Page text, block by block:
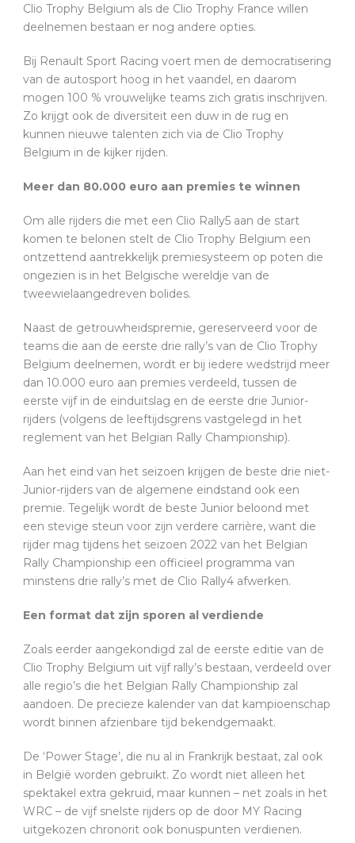
Clio Trophy Belgium als de Clio Trophy France willen
deelnemen bestaan er nog andere opties.
Bij Renault Sport Racing voert men de democratisering
van de autosport hoog in het vaandel, en daarom
mogen 100 % vrouwelijke teams zich gratis inschrijven.
Zo krijgt ook de diversiteit een duw in de rug en
kunnen nieuwe talenten zich via de Clio Trophy
Belgium in de kijker rijden.
Meer dan 80.000 euro aan premies te winnen
Om alle rijders die met een Clio Rally5 aan de start
komen te belonen stelt de Clio Trophy Belgium een
ontzettend aantrekkelijk premiesysteem op poten die
ongezien is in het Belgische wereldje van de
tweewielaangedreven bolides.
Naast de getrouwheidspremie, gereserveerd voor de
teams die aan de eerste drie rally’s van de Clio Trophy
Belgium deelnemen, wordt er bij iedere wedstrijd meer
dan 10.000 euro aan premies verdeeld, tussen de
eerste vijf in de einduitslag en de eerste drie Junior-
rijders (volgens de leeftijdsgrens vastgelegd in het
reglement van het Belgian Rally Championship).
Aan het eind van het seizoen krijgen de beste drie niet-
Junior-rijders van de algemene eindstand ook een
premie. Tegelijk wordt de beste Junior beloond met
een stevige steun voor zijn verdere carrière, want die
rijder mag tijdens het seizoen 2022 van het Belgian
Rally Championship een officieel programma van
minstens drie rally’s met de Clio Rally4 afwerken.
Een format dat zijn sporen al verdiende
Zoals eerder aangekondigd zal de eerste editie van de
Clio Trophy Belgium uit vijf rally’s bestaan, verdeeld over
alle regio’s die het Belgian Rally Championship zal
aandoen. De precieze kalender van dat kampioenschap
wordt binnen afzienbare tijd bekendgemaakt.
De ‘Power Stage’, die nu al in Frankrijk bestaat, zal ook
in België worden gebruikt. Zo wordt niet alleen het
spektakel extra gekruid, maar kunnen – net zoals in het
WRC – de vijf snelste rijders op de door MY Racing
uitgekozen chronorit ook bonuspunten verdienen.